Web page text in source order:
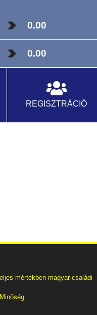
0.00
0.00
REGISZTRÁCIÓ
mértékben magyar családi